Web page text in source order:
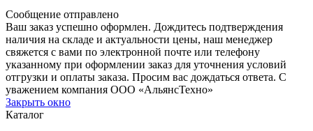
Сообщение отправлено
Ваш заказ успешно оформлен. Дождитесь подтверждения
наличия на складе и актуальности цены, наш менеджер
свяжется с вами по электронной почте или телефону
указанному при оформлении заказ для уточнения условий
отгрузки и оплаты заказа. Просим вас дождаться ответа. С
уважением компания ООО «АльянсТехно»
Закрыть окно
Каталог